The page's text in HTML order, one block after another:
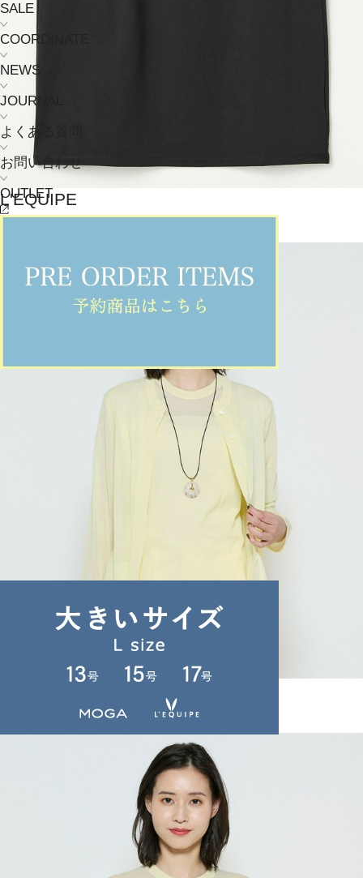
SALE
COORDINATE
NEWS
JOURNAL
よくある質問
お問い合わせ
OUTLET
L'EQUIPE
カットソー(かっとそー) /
カーディガン(かーでぃがん) /